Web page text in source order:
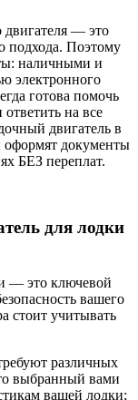
— это
подхода. Поэтому
наличными и
электронного
готова помочь
на все
двигатель в
оформят документы
БЕЗ переплат.
для лодки
— это ключевой
вашего
стоит учитывать
различных
выбранный вами
вашей лодки;